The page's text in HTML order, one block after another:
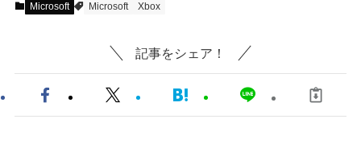
Microsoft Microsoft Xbox
記事をシェア！